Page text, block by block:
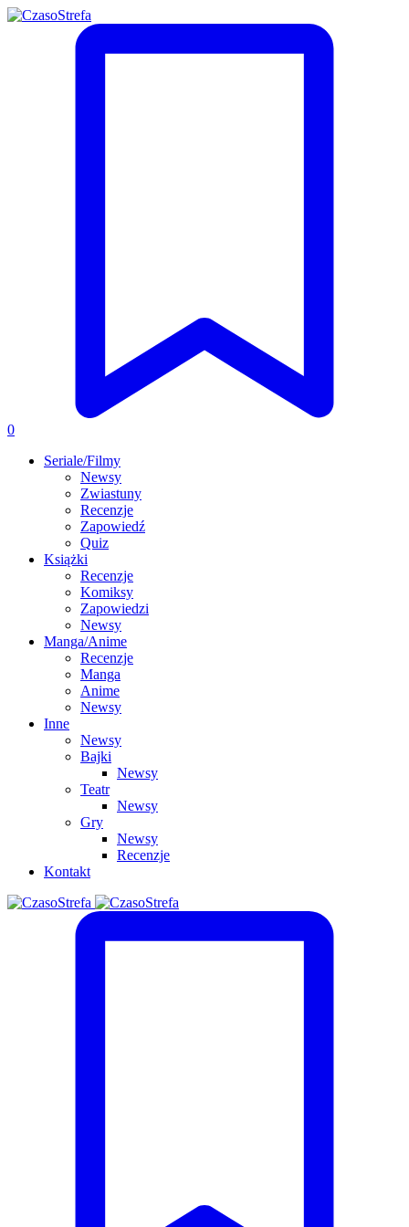
0
Seriale/Filmy
Newsy
Zwiastuny
Recenzje
Zapowiedź
Quiz
Książki
Recenzje
Komiksy
Zapowiedzi
Newsy
Manga/Anime
Recenzje
Manga
Anime
Newsy
Inne
Newsy
Bajki
Newsy
Teatr
Newsy
Gry
Newsy
Recenzje
Kontakt